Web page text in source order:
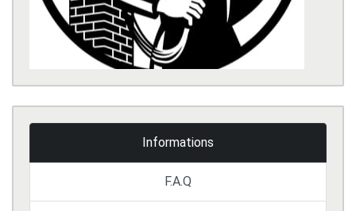
Informations
F.A.Q